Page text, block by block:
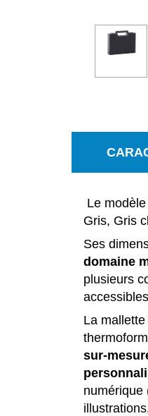
Le
Gris, Gris
Ses
domaine
plusieurs
La
sur-
numérique